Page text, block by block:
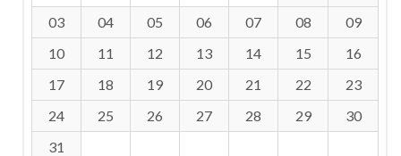
03
04 05 06 07 08
09
10
11 12 13 14 15
16
17
18 19 20 21 22
23
24
25 26 27 28 29
30
31